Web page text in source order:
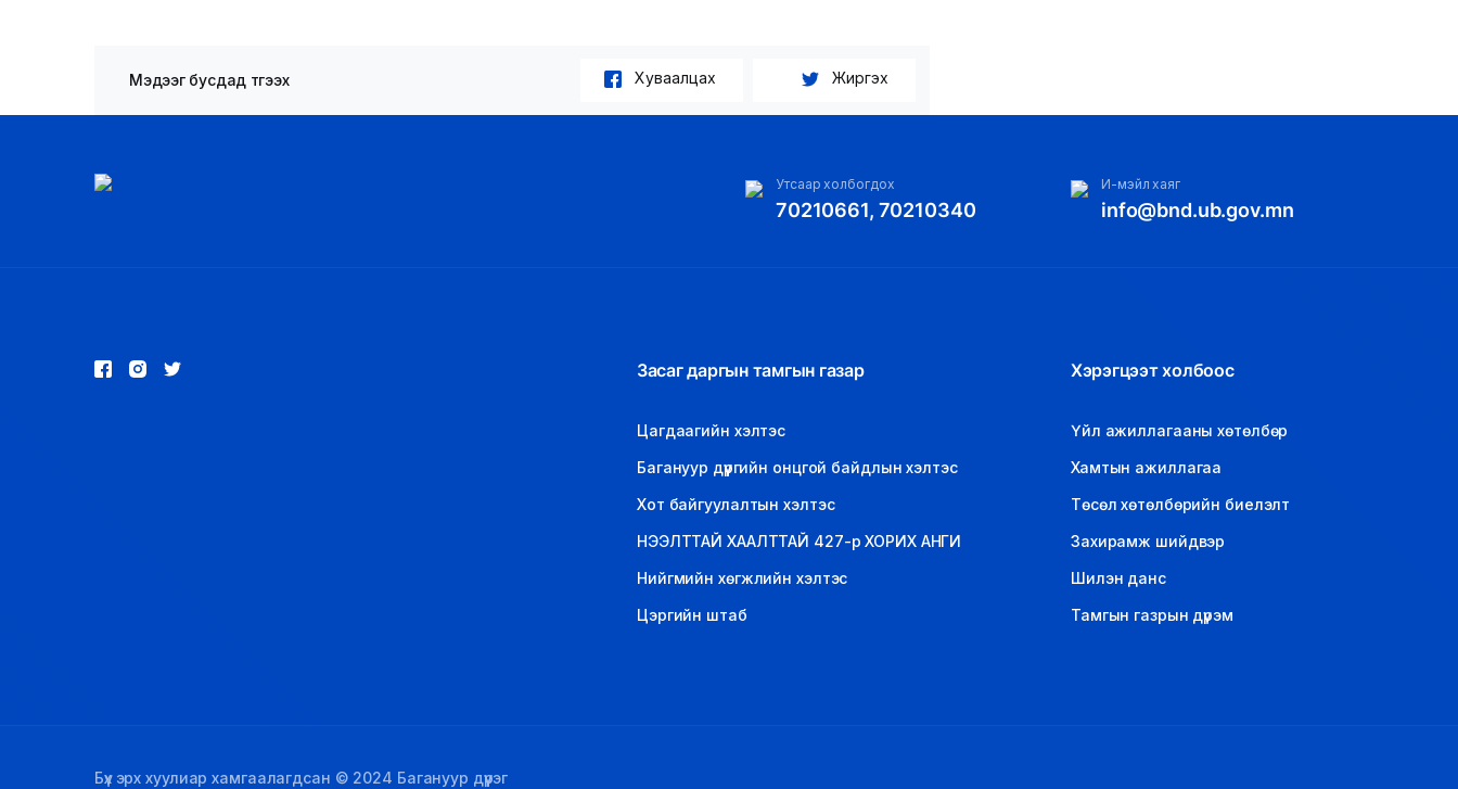
Мэдээг бусдад түгээх Хуваалцах Жиргэх
Утсаар холбогдох
70210661, 70210340
И-мэйл хаяг
info@bnd.ub.gov.mn
Засаг даргын тамгын газар
Цагдаагийн хэлтэс
Багануур дүүргийн онцгой байдлын хэлтэс
Хот байгуулалтын хэлтэс
НЭЭЛТТАЙ ХААЛТТАЙ 427-р ХОРИХ АНГИ
Нийгмийн хөгжлийн хэлтэс
Цэргийн штаб
Хэрэгцээт холбоос
Үйл ажиллагааны хөтөлбөр
Хамтын ажиллагаа
Төсөл хөтөлбөрийн биелэлт
Захирамж шийдвэр
Шилэн данс
Тамгын газрын дүрэм
Бүх эрх хуулиар хамгаалагдсан © 2024 Багануур дүүрэг